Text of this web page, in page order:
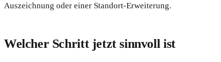
Auszeichnung oder einer Standort-Erweiterung.
Welcher Schritt jetzt sinnvoll ist